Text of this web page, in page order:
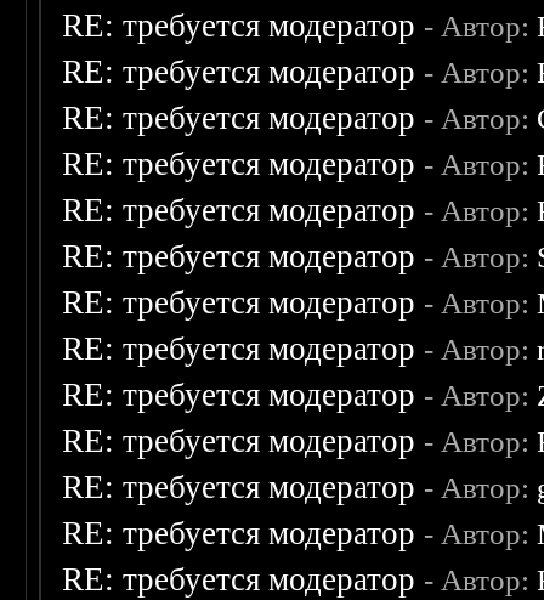
RE: требуется модератор - Автор:
RE: требуется модератор - Автор:
RE: требуется модератор - Автор:
RE: требуется модератор - Автор:
RE: требуется модератор - Автор:
RE: требуется модератор - Автор:
RE: требуется модератор - Автор:
RE: требуется модератор - Автор:
RE: требуется модератор - Автор:
RE: требуется модератор - Автор:
RE: требуется модератор - Автор:
RE: требуется модератор - Автор:
RE: требуется модератор - Автор: